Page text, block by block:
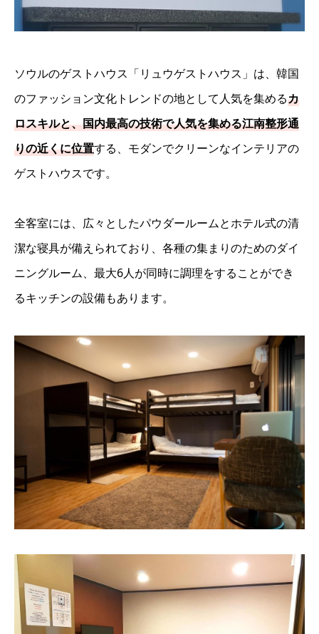
ソウルのゲストハウス「リュウゲストハウス」は、韓国
のファッション文化トレンドの地として人気を集めるカ
ロスキルと、国内最高の技術で人気を集める江南整形通
りの近くに位置する、モダンでクリーンなインテリアの
ゲストハウスです。
全客室には、広々としたパウダールームとホテル式の清
潔な寝具が備えられており、各種の集まりのためのダイ
ニングルーム、最大6人が同時に調理をすることができ
るキッチンの設備もあります。